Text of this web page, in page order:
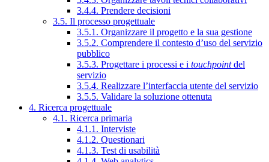
3.4.4. Prendere decisioni
3.5. Il processo progettuale
3.5.1. Organizzare il progetto e la sua gestione
3.5.2. Comprendere il contesto d’uso del servizio
pubblico
3.5.3. Progettare i processi e i touchpointdel
servizio
3.5.4. Realizzare l’interfaccia utente del servizio
3.5.5. Validare la soluzione ottenuta
4. Ricerca progettuale
4.1. Ricerca primaria
4.1.1. Interviste
4.1.2. Questionari
4.1.3. Test di usabilità